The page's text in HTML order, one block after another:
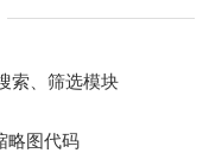
索、筛选模块
略图代码